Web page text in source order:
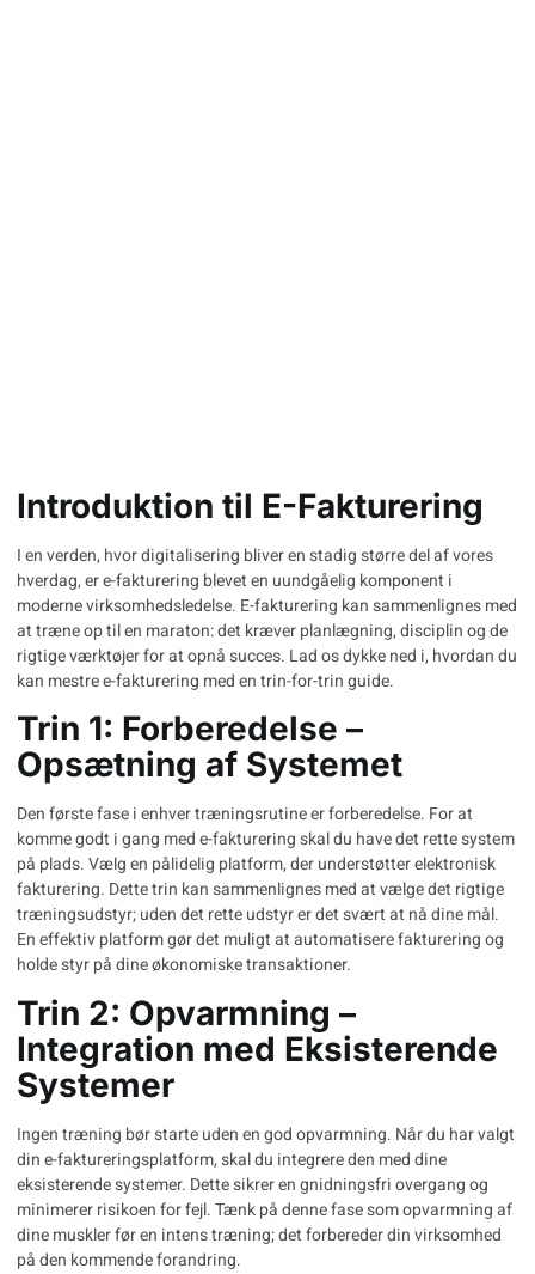
Introduktion til E-Fakturering
I en verden, hvor digitalisering bliver en stadig større del af vores
hverdag, ere-fakturering blevet en uundgåelig komponent i
moderne virksomhedsledelse. E-fakturering kan sammenlignes med
at træne op til en maraton: det kræver planlægning, disciplin og de
rigtige værktøjer for at opnå succes. Lad os dykke ned i, hvordan du
kan mestre e-fakturering med en trin-for-trin guide.
Trin 1: Forberedelse –
Opsætning af Systemet
Den første fase i enhver træningsrutine er forberedelse. For at
komme godt i gang med e-fakturering skal du have det rette system
på plads. Vælg en pålidelig platform, der understøtter elektronisk
fakturering. Dette trin kan sammenlignes med at vælge det rigtige
træningsudstyr; uden det rette udstyr er det svært at nå dine mål.
En effektiv platform gør det muligt at automatisere fakturering og
holde styr på dine økonomiske transaktioner.
Trin 2: Opvarmning –
Integration med Eksisterende
Systemer
Ingen træning bør starte uden en god opvarmning. Når du har valgt
din e-faktureringsplatform, skal du integrere den med dine
eksisterende systemer. Dette sikrer en gnidningsfri overgang og
minimerer risikoen for fejl. Tænk på denne fase som opvarmning af
dine muskler før en intens træning; det forbereder din virksomhed
på den kommende forandring.